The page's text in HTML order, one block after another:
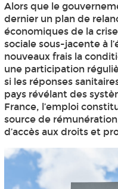
Alors que le
dernier un plan de
économiques de la
sociale sous-jacente à
nouveaux frais la
une participation
si les réponses
pays révélant des
France, l’emploi
source de
d’accès aux droits et